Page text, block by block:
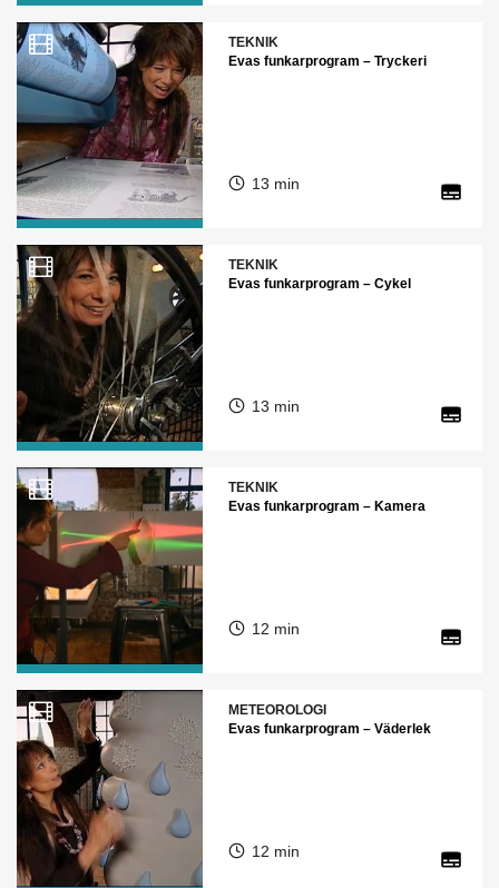
TEKNIK
Evas funkarprogram – Tryckeri
13 min
TEKNIK
Evas funkarprogram – Cykel
13 min
TEKNIK
Evas funkarprogram – Kamera
12 min
METEOROLOGI
Evas funkarprogram – Väderlek
12 min